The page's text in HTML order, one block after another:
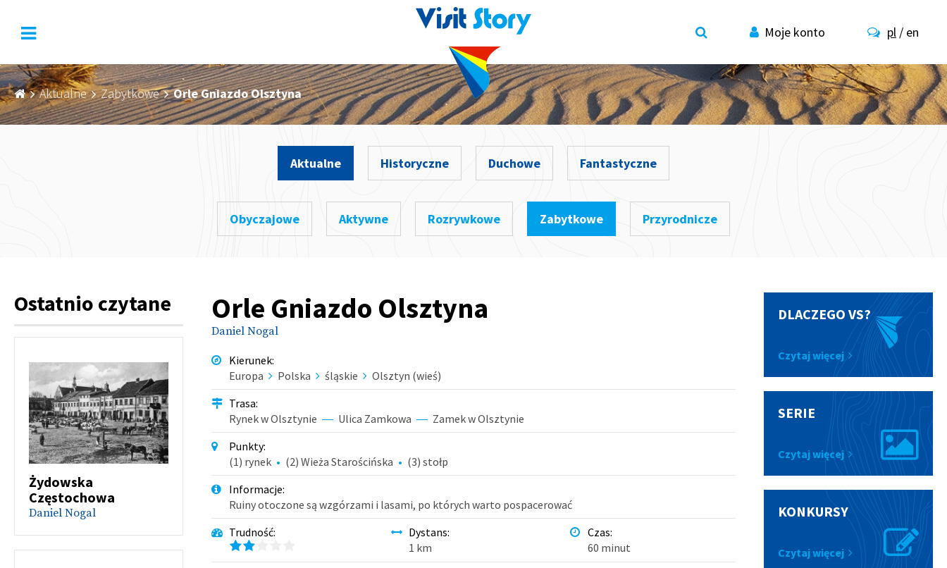
Moje konto pl / en
Aktualne Zabytkowe Orle Gniazdo Olsztyna
Aktualne Historyczne Duchowe Fantastyczne
Obyczajowe Aktywne Rozrywkowe Zabytkowe Przyrodnicze
Orle Gniazdo Olsztyna
Daniel Nogal
Kierunek:
Europa
Polska śląskie
Olsztyn (wieś)
Trasa:
Rynek w Olsztynie
Ulica Zamkowa
Zamek w Olsztynie
Punkty:
(1) rynek
(2) Wieża Starościńska
(3) stołp
Informacje:
Ruiny otoczone są wzgórzami i lasami, po których warto pospacerować
Trudność: Dystans:
1 km
Czas:
60 minut
Ostatnio czytane
Żydowska
Częstochowa
Daniel Nogal
DLACZEGO VS?
Czytaj więcej
SERIE
Czytaj więcej
KONKURSY
Czytaj więcej